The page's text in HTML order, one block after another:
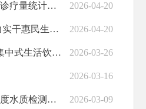
临夏市扎实推进基层诊疗量统计上报工作全力筑牢医疗卫生防线 2026-04-20
锚定目标提质效 聚力实干惠民生——临夏市召开2026年卫生健康工作暨基本公共卫生工作推进会 2026-04-20
2026年3月份临夏市集中式生活饮用水水质监督监测结果公示 2026-03-26
2026-03-16
临夏市2026年第一季度水质检测结果公示 2026-03-09